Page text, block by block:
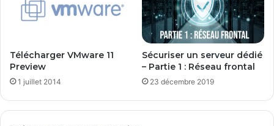
Télécharger VMware 11
Preview
1 juillet 2014
Sécuriser un serveur dédié
– Partie 1 : Réseau frontal
23 décembre 2019